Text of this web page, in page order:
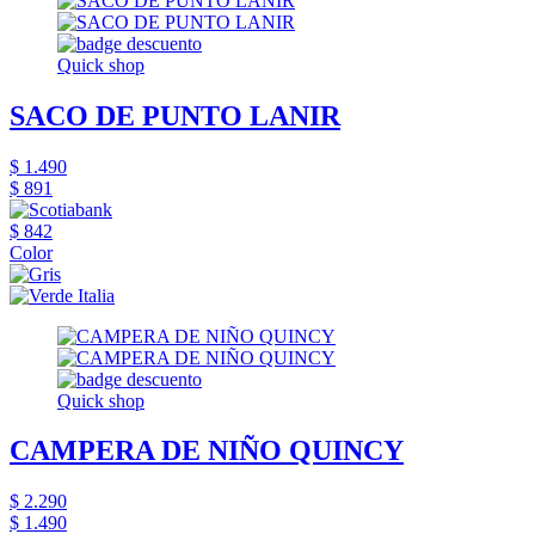
Quick shop
SACO DE PUNTO LANIR
$ 1.490
$ 891
$ 842
Color
Quick shop
CAMPERA DE NIÑO QUINCY
$ 2.290
$ 1.490